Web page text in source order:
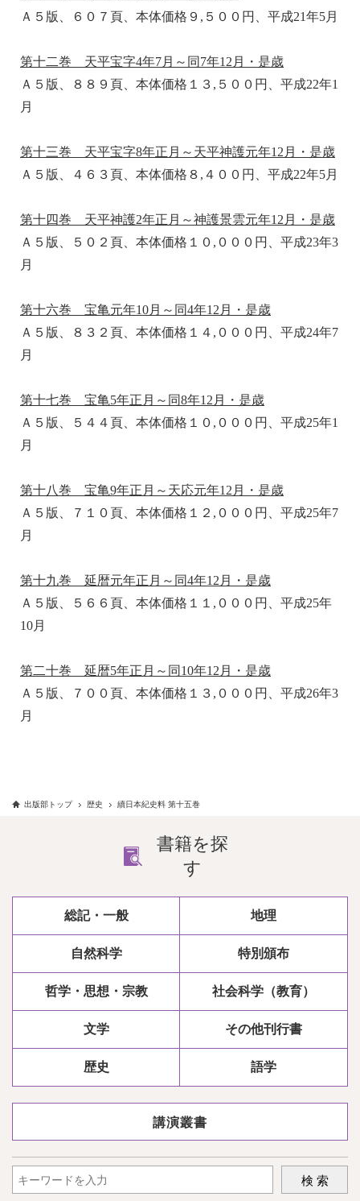
出版部トップ 歴史 續日本紀史料 第十五巻
Ａ５版、６０７頁、本体価格９,５００円、平成21年5月
第十二巻 天平宝字4年7月～同7年12月・是歳
Ａ５版、８８９頁、本体価格１３,５００円、平成22年1
月
第十三巻 天平宝字8年正月～天平神護元年12月・是歳
Ａ５版、４６３頁、本体価格８,４００円、平成22年5月
第十四巻 天平神護2年正月～神護景雲元年12月・是歳
Ａ５版、５０２頁、本体価格１０,０００円、平成23年3
月
第十六巻 宝亀元年10月～同4年12月・是歳
Ａ５版、８３２頁、本体価格１４,０００円、平成24年7
月
第十七巻 宝亀5年正月～同8年12月・是歳
Ａ５版、５４４頁、本体価格１０,０００円、平成25年1
月
第十八巻 宝亀9年正月～天応元年12月・是歳
Ａ５版、７１０頁、本体価格１２,０００円、平成25年7
月
第十九巻 延暦元年正月～同4年12月・是歳
Ａ５版、５６６頁、本体価格１１,０００円、平成25年
10月
第二十巻 延暦5年正月～同10年12月・是歳
Ａ５版、７００頁、本体価格１３,０００円、平成26年3
月
書籍を探
す
総記・一般 地理
自然科学 特別頒布
哲学・思想・宗教 社会科学（教育）
文学 その他刊行書
歴史 語学
講演叢書